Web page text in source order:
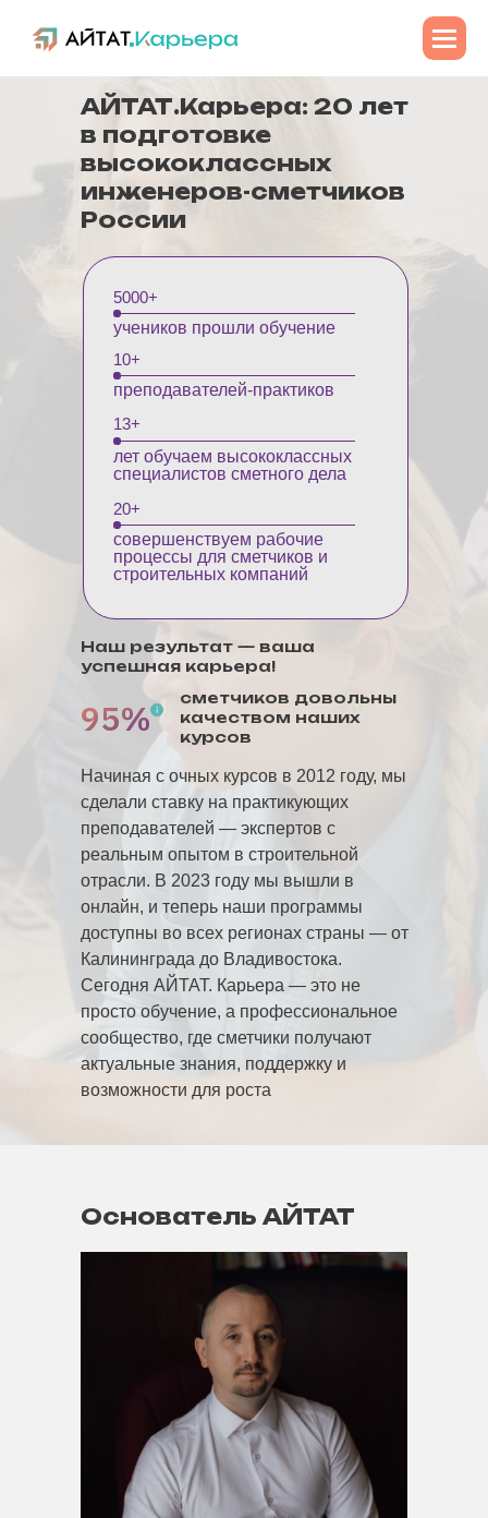
АЙТАТ.Карьера: 20 лет
в подготовке
высококлассных
инженеров-сметчиков
России
Начиная с очных курсов в 2012 году, мы
сделали ставку на практикующих
преподавателей — экспертов с
реальным опытом в строительной
отрасли. В 2023 году мы вышли в
онлайн, и теперь наши программы
доступны во всех регионах страны — от
Калининграда до Владивостока.
Сегодня АЙТАТ. Карьера — это не
просто обучение, а профессиональное
сообщество, где сметчики получают
актуальные знания, поддержку и
возможности для роста
преподавателей-практиков
10+
учеников прошли обучение
5000+
лет обучаем высококлассных
специалистов сметного дела
13+
совершенствуем рабочие
процессы для сметчиков и
строительных компаний
20+
Наш результат — ваша
успешная карьера!
сметчиков довольны
качеством наших
курсов
95%
Основатель АЙТАТ